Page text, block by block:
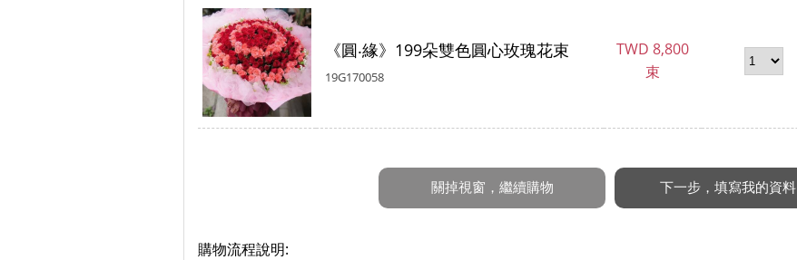
《圓‧緣》199朵雙色圓心玫瑰花束
19G170058
TWD 8,800
束
購物流程說明: